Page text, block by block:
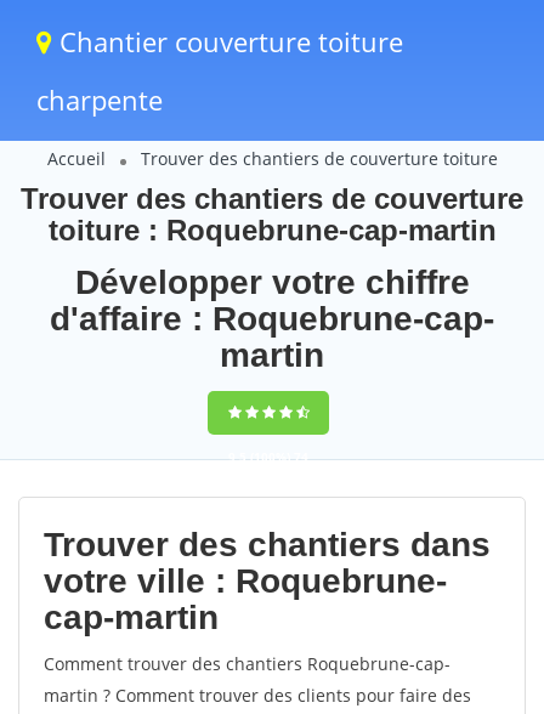
Chantier couverture toiture
charpente
Accueil Trouver des chantiers de couverture toiture
Trouver des chantiers de couverture
toiture : Roquebrune-cap-martin
Développer votre chiffre
d'affaire : Roquebrune-cap-
martin
9,5(100%)74
votes
Trouver des chantiers dans
votre ville : Roquebrune-
cap-martin
Comment trouver des chantiers Roquebrune-cap-
martin ? Comment trouver des clients pour faire des